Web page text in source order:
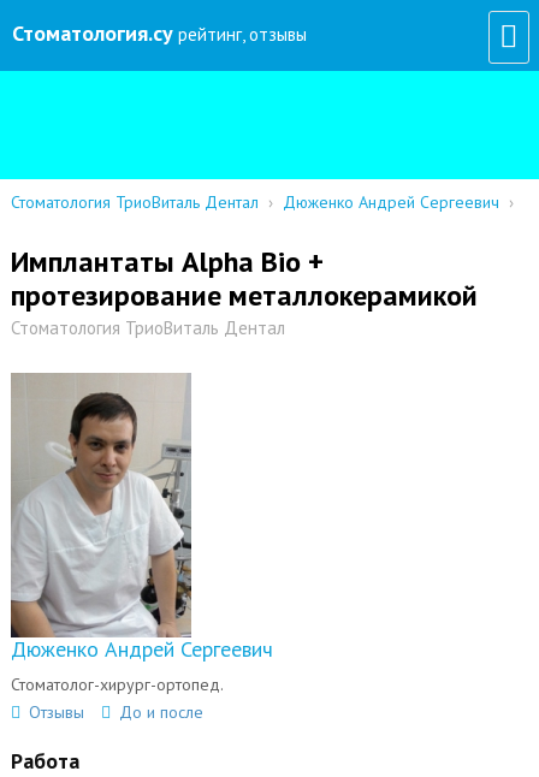
Стоматология.су рейтинг, отзывы
Стоматология ТриоВиталь Дентал › Дюженко Андрей Сергеевич ›
Имплантаты Alpha Bio +
протезирование металлокерамикой
Стоматология ТриоВиталь Дентал
Дюженко Андрей Сергеевич
Стоматолог-хирург-ортопед.
Отзывы
До и после
Работа